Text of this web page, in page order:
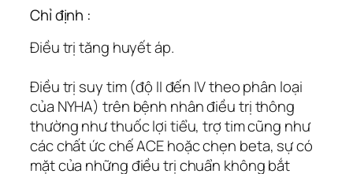
Chỉ định :
Ðiều trị tăng huyết áp.
Ðiều trị suy tim (độ II đến IV theo phân loại
của NYHA) trên bệnh nhân điều trị thông
thường như thuốc lợi tiểu, trợ tim cũng như
các chất ức chế ACE hoặc chẹn beta, sự có
mặt của những điều trị chuẩn không bắt